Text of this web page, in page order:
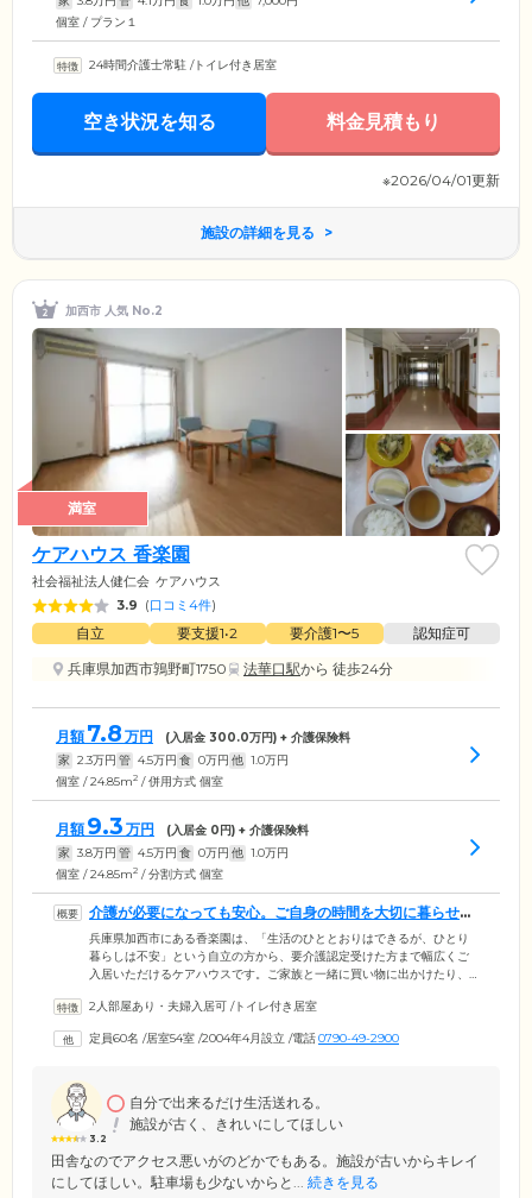
個室 / プラン１
24時間介護士常駐 /トイレ付き居室
空き状況を知る 料金見積もり
※2026/04/01更新
施設の詳細を見る
加西市 人気 No.2
満室
ケアハウス 香楽園
社会福祉法人健仁会 ケアハウス
3.9 (口コミ4件)
自立 要支援1•2 要介護1〜5
認知症可
兵庫県加西市鶉野町1750
法華口駅から 徒歩24分
月額 7.8 万円 (入居金 300.0万円) + 介護保険料
家 2.3万円 管 4.5万円 食 0万円 他 1.0万円
個室 / 24.85m2 / 併用方式 個室
月額 9.3 万円 (入居金 0円) + 介護保険料
家 3.8万円 管 4.5万円 食 0万円 他 1.0万円
個室 / 24.85m2 / 分割方式 個室
介護が必要になっても安心。ご自身の時間を大切に暮らせる
ホームです
兵庫県加西市にある香楽園は、「生活のひととおりはできるが、ひとり
暮らしは不安」という自立の方から、要介護認定受けた方まで幅広くご
入居いただけるケアハウスです。ご家族と一緒に買い物に出かけたり、
ご入居いただくお部屋は完全個室。和室・洋室のほか、ご夫婦でご入居
を設置しており、ご入居のみなさまの安全に配慮したバリアフリー設計
2人部屋あり・夫婦入居可 /トイレ付き居室
定員60名 /居室54室 /2004年4月設立 /電話0790-49-2900
3.2
自分で出来るだけ生活送れる。
施設が古く、きれいにしてほしい
田舎なのでアクセス悪いがのどかでもある。施設が古いからキレイ
にしてほしい。駐車場も少ないからと... 続きを見る